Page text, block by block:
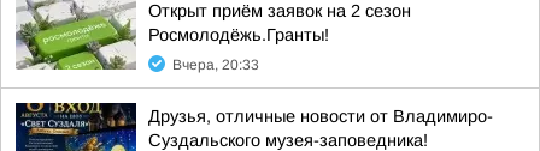
Открыт приём заявок на 2 сезон
Росмолодёжь.Гранты!
Вчера, 20:33
Друзья, отличные новости от Владимиро-
Суздальского музея-заповедника!